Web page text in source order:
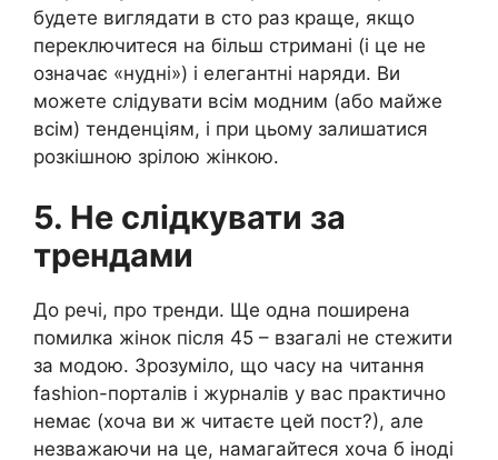
будете виглядати в сто раз краще, якщо
переключитеся на більш стримані (і це не
означає «нудні») і елегантні наряди. Ви
можете слідувати всім модним (або майже
всім) тенденціям, і при цьому залишатися
розкішною зрілою жінкою.
5. Не слідкувати за
трендами
До речі, про тренди. Ще одна поширена
помилка жінок після 45 – взагалі не стежити
за модою. Зрозуміло, що часу на читання
fashion-порталів і журналів у вас практично
немає (хоча ви ж читаєте цей пост?), але
незважаючи на це, намагайтеся хоча б іноді